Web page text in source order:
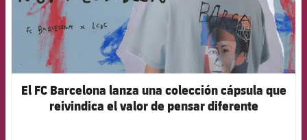
El FC Barcelona lanza una colección cápsula que
reivindica el valor de pensar diferente